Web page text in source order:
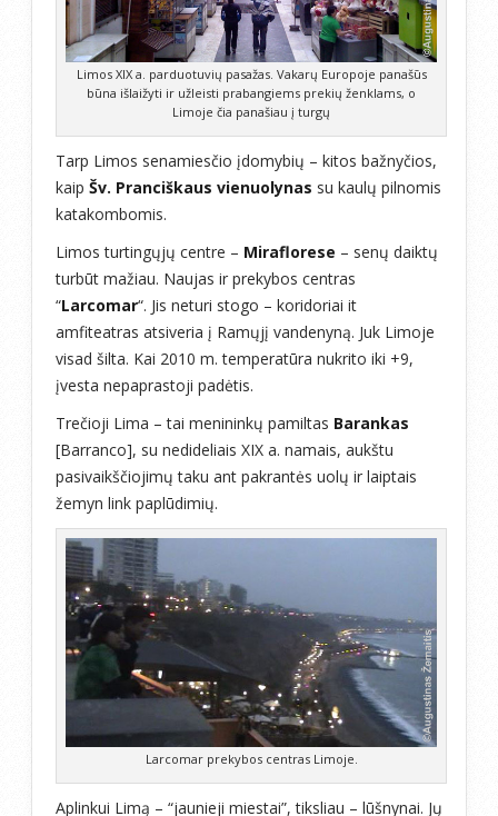
Limos XIX a. parduotuvių pasažas. Vakarų Europoje panašūs
būna išlaižyti ir užleisti prabangiems prekių ženklams, o
Limoje čia panašiau į turgų
Tarp Limos senamiesčio įdomybių – kitos bažnyčios,
kaip Šv. Pranciškaus vienuolynas su kaulų pilnomis
katakombomis.
Limos turtingųjų centre – Miraflorese – senų daiktų
turbūt mažiau. Naujas ir prekybos centras
“Larcomar“. Jis neturi stogo – koridoriai it
amfiteatras atsiveria į Ramųjį vandenyną. Juk Limoje
visad šilta. Kai 2010 m. temperatūra nukrito iki +9,
įvesta nepaprastoji padėtis.
Trečioji Lima – tai menininkų pamiltas Barankas
[Barranco], su nedideliais XIX a. namais, aukštu
pasivaikščiojimų taku ant pakrantės uolų ir laiptais
žemyn link paplūdimių.
Larcomar prekybos centras Limoje.
Aplinkui Limą – “jaunieji miestai”, tiksliau – lūšnynai. Jų